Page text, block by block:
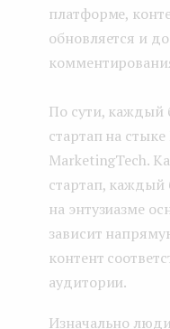
платформе,
обновляется и
По сути, каждый
стартап на
MarketingTech.
стартап, каждый
на энтузиазме
зависит
контент
аудитории.
Изначально